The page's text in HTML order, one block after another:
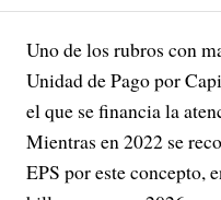
Uno de los rubros con
Unidad de Pago por
el que se financia la
Mientras en 2022 se
EPS por este concepto,